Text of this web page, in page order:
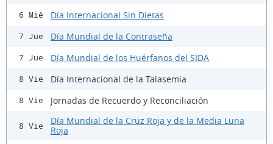
6 Mié Día Internacional Sin Dietas
7 Jue Día Mundial de la Contraseña
7 Jue Día Mundial de los Huérfanos del SIDA
8 Vie Día Internacional de la Talasemia
8 Vie Jornadas de Recuerdo y Reconciliación
8 Vie
Día Mundial de la Cruz Roja y de la Media Luna
Roja